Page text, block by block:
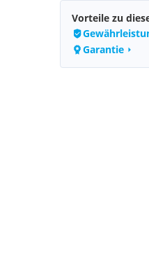
Vorteile zu
Garantie